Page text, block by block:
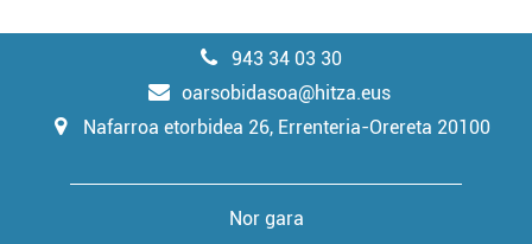
943 34 03 30
oarsobidasoa@hitza.eus
Nafarroa etorbidea 26, Errenteria-Orereta 20100
Nor gara